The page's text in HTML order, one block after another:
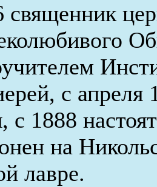
священник
с
с 1888
на
лавре.